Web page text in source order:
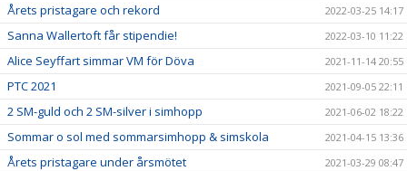
Årets pristagare och rekord 2022-03-25 14:17
Sanna Wallertoft får stipendie! 2022-03-10 11:22
Alice Seyffart simmar VM för Döva 2021-11-14 20:55
PTC 2021 2021-09-05 22:11
2 SM-guld och 2 SM-silver i simhopp 2021-06-02 18:22
Sommar o sol med sommarsimhopp & simskola 2021-04-15 13:36
Årets pristagare under årsmötet 2021-03-29 08:47